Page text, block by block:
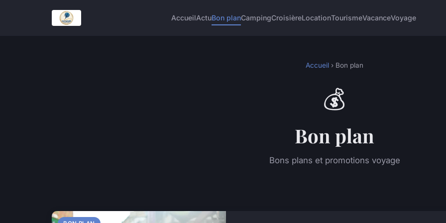
AccueilActuBon planCampingCroisièreLocationTourismeVacanceVoyage
Accueil › Bon plan
💰
Bon plan
Bons plans et promotions voyage